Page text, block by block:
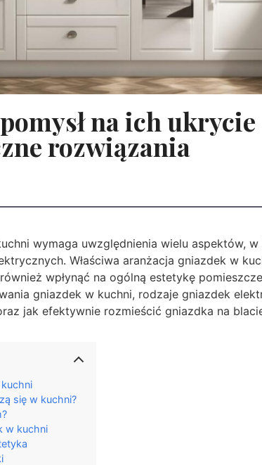
na ich ukrycie
rozwiązania
wymaga uwzględnienia wielu aspektów, w
Właściwa aranżacja gniazdek w
wpłynąć na ogólną estetykę
gniazdek w kuchni, rodzaje gniazdek
jak efektywnie rozmieścić gniazdka na
się w kuchni?
w kuchni